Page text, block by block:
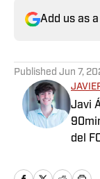
Add us as
Published Jun 7,
Javi
del